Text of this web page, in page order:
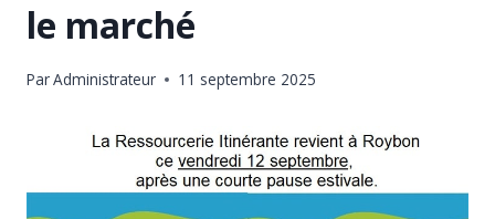
le marché
ParAdministrateur 11 septembre 2025